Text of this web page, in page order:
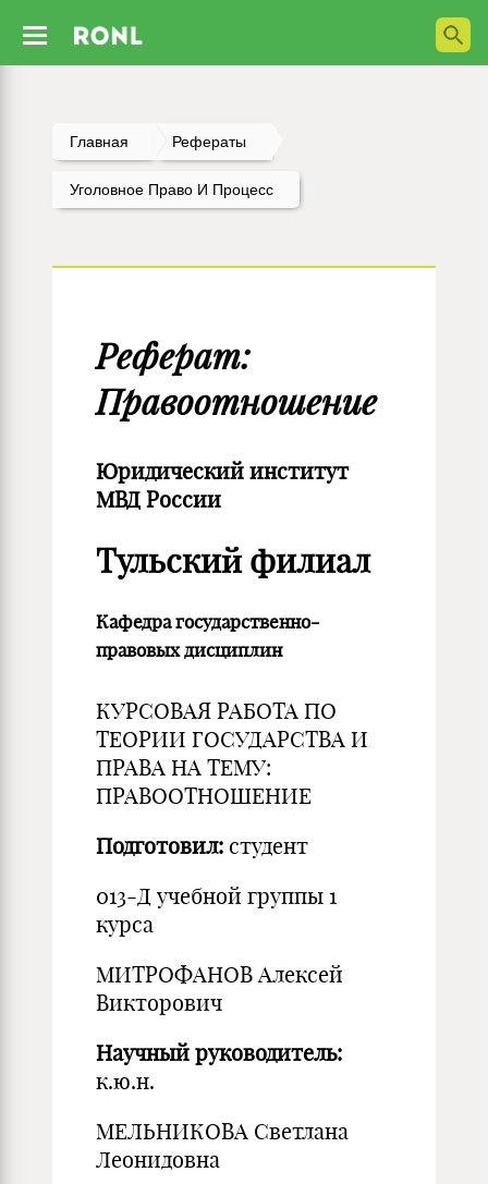
Главная Рефераты
Уголовное Право И Процесс
Реферат:
Правоотношение
Юридический институт
МВД России
Тульский филиал
Кафедра государственно-
правовых дисциплин
КУРСОВАЯ РАБОТА ПО
ТЕОРИИ ГОСУДАРСТВА И
ПРАВА НА ТЕМУ:
ПРАВООТНОШЕНИЕ
Подготовил: студент
013-Д учебной группы 1
курса
МИТРОФАНОВ Алексей
Викторович
Научный руководитель:
к.ю.н.
МЕЛЬНИКОВА Светлана
Леонидовна